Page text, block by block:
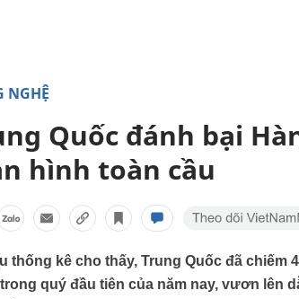
NGHỆ
Quốc đánh bại
hình toàn cầu
thống kê cho thấy, Trung Quốc đã
quý đầu tiên của năm nay, vươn lên